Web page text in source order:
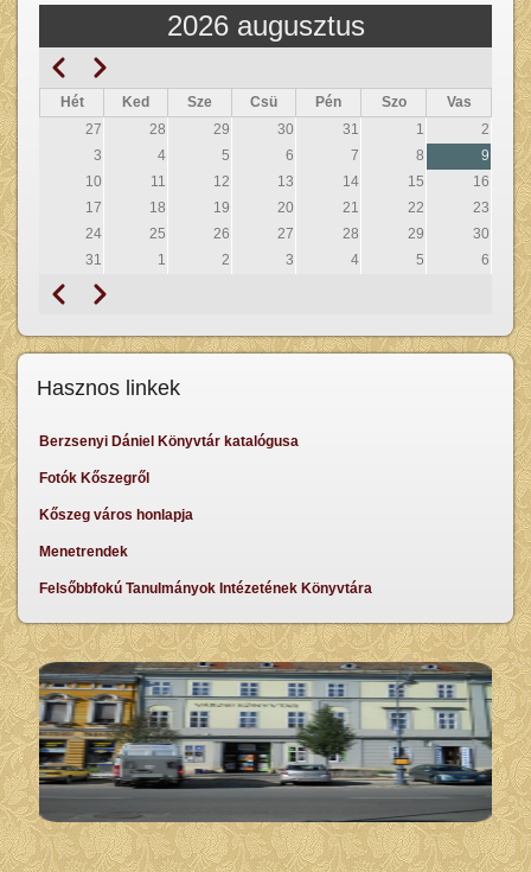
2026 augusztus
Oldalszámozás
Előző Következő
Hét Ked Sze Csü Pén Szo
Vas
27
28 29 30 31 1
2
3
4 5 6 7 8
9
10
11 12 13 14 15
16
17
18 19 20 21 22
23
24
25 26 27 28 29
30
31
1 2 3 4 5 6
Oldalszámozás
Előző Következő
Hasznos linkek
Berzsenyi Dániel Könyvtár katalógusa
Fotók Kőszegről
Kőszeg város honlapja
Menetrendek
Felsőbbfokú Tanulmányok Intézetének Könyvtára